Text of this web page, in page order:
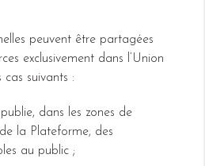
peuvent être partagées
exclusivement dans l’Union
cas suivants :
dans les zones de
la Plateforme, des
au public ;